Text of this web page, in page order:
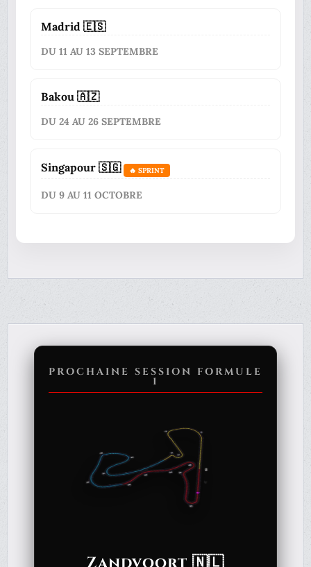
Madrid 🇪🇸
DU 11 AU 13 SEPTEMBRE
Bakou 🇦🇿
DU 24 AU 26 SEPTEMBRE
Singapour 🇸🇬 🔥 SPRINT
DU 9 AU 11 OCTOBRE
PROCHAINE SESSION FORMULE
1